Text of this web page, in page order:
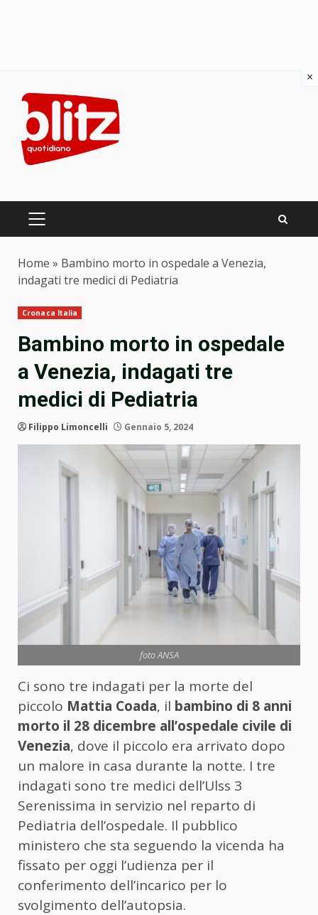
content
PRIMARY
Home » Bambino morto in ospedale a Venezia,
indagati tre medici di Pediatria
Cronaca Italia
Bambino morto in ospedale
a Venezia, indagati tre
medici di Pediatria
Filippo Limoncelli Gennaio 5, 2024
foto ANSA
Ci sono tre indagati per la morte del
piccolo Mattia Coada, il bambino di 8 anni
morto il 28 dicembre all’ospedale civile di
Venezia, dove il piccolo era arrivato dopo
un malore in casa durante la notte. I tre
indagati sono tre medici dell’Ulss 3
Serenissima in servizio nel reparto di
Pediatria dell’ospedale. Il pubblico
ministero che sta seguendo la vicenda ha
fissato per oggi l’udienza per il
conferimento dell’incarico per lo
svolgimento dell’autopsia.
×